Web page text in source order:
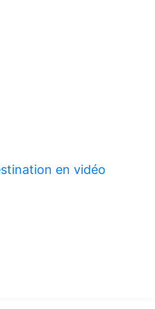
en vidéo